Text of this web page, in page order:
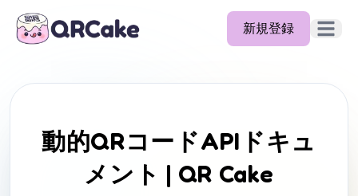
新規登録 メイン
ブログ
ドキュメント
動的QRコードAPIドキュ
メント | QR Cake